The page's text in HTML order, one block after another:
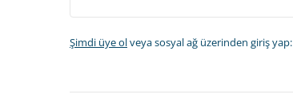
Şimdi üye olveya sosyal ağ üzerinden giriş yap: